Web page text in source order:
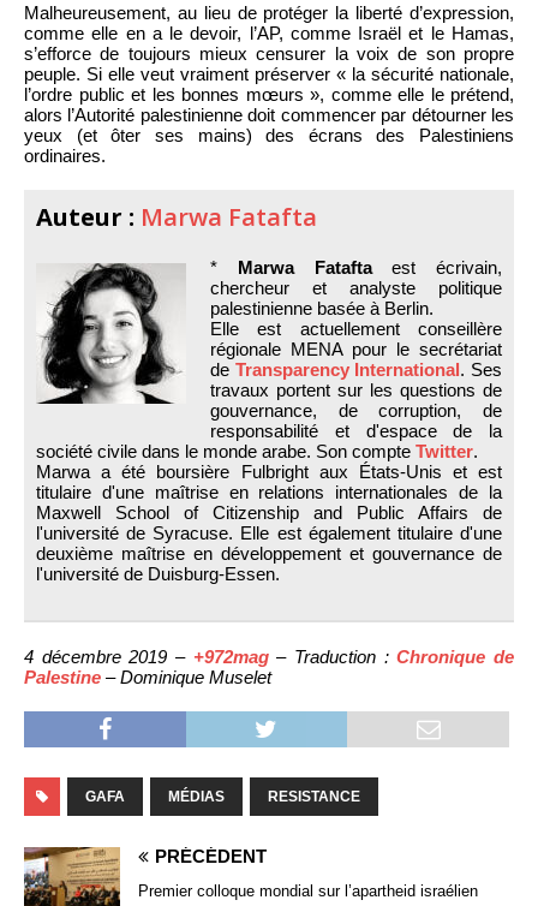
Malheureusement, au lieu de protéger la liberté d’expression,
comme elle en a le devoir, l’AP, comme Israël et le Hamas,
s’efforce de toujours mieux censurer la voix de son propre
peuple. Si elle veut vraiment préserver « la sécurité nationale,
l’ordre public et les bonnes mœurs », comme elle le prétend,
alors l’Autorité palestinienne doit commencer par détourner les
yeux (et ôter ses mains) des écrans des Palestiniens
ordinaires.
Auteur : Marwa Fatafta
* Marwa Fataftaest écrivain,
chercheur et analyste politique
palestinienne basée à Berlin.
Elle est actuellement conseillère
régionale MENA pour le secrétariat
de Transparency International. Ses
travaux portent sur les questions de
gouvernance, de corruption, de
responsabilité et d'espace de la
société civile dans le monde arabe. Son compte Twitter.
Marwa a été boursière Fulbright aux États-Unis et est
titulaire d'une maîtrise en relations internationales de la
Maxwell School of Citizenship and Public Affairs de
l'université de Syracuse. Elle est également titulaire d'une
deuxième maîtrise en développement et gouvernance de
l'université de Duisburg-Essen.
4 décembre 2019 – +972mag– Traduction :Chronique de
Palestine – Dominique Muselet
GAFA MÉDIAS RESISTANCE
PRÉCÉDENT
Premier colloque mondial sur l’apartheid israélien